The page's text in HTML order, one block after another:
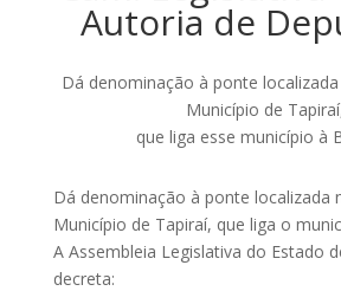
Autoria de
Dá denominação à ponte
Município de
que liga esse município à
Dá denominação à ponte localizada
Município de Tapiraí, que liga o
A Assembleia Legislativa do Estado
decreta: